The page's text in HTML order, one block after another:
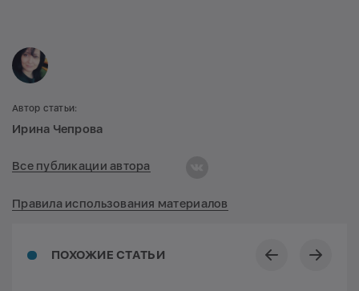
ПОХОЖИЕ СТАТЬИ
Автор статьи:
Ирина Чепрова
Все публикации автора
Правила использования материалов